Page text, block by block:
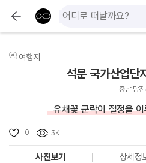
여행지
석문 국가산업단
충남 당진
유채꽃 군락이 절정을
0 3K
사진보기 상세정